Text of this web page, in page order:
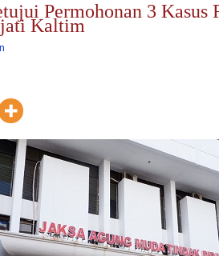
Permohonan 3 Kasus
Kaltim